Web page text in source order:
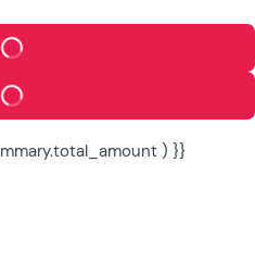
au panier
) }}